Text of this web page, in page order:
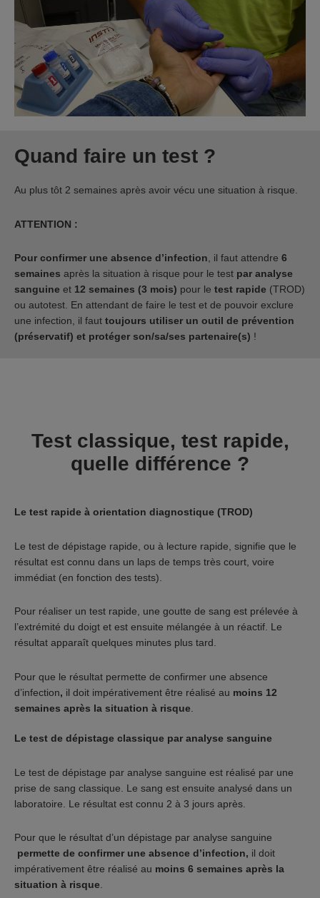
Quand faire un test ?
Au plus tôt 2 semaines après avoir vécu une situation à risque.
ATTENTION :
Pour confirmer une absence d’infection, il faut attendre 6
semaines après la situation à risque pour le test par analyse
sanguine et 12 semaines (3 mois) pour le test rapide (TROD)
ou autotest. En attendant de faire le test et de pouvoir exclure
une infection, il faut toujours utiliser un outil de prévention
(préservatif) et protéger son/sa/ses partenaire(s) !
Test classique, test rapide,
quelle différence ?
Le test rapide à orientation diagnostique (TROD)
Le test de dépistage rapide, ou à lecture rapide, signifie que le
résultat est connu dans un laps de temps très court, voire
immédiat (en fonction des tests).
Pour réaliser un test rapide, une goutte de sang est prélevée à
l’extrémité du doigt et est ensuite mélangée à un réactif. Le
résultat apparaît quelques minutes plus tard.
Pour que le résultat permette de confirmer une absence
d’infection, il doit impérativement être réalisé au moins 12
semaines après la situation à risque
Le test de dépistage classique par analyse sanguine
Le test de dépistage par analyse sanguine est réalisé par une
prise de sang classique. Le sang est ensuite analysé dans un
laboratoire. Le résultat est connu 2 à 3 jours après.
Pour que le résultat d’un dépistage par analyse sanguine
permette de confirmer une absence d’infection, il doit
impérativement être réalisé au moins 6 semaines après la
situation à risque.